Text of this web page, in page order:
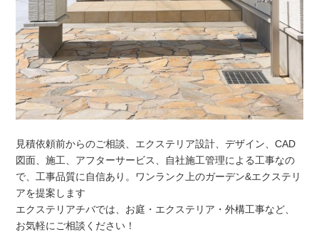
見積依頼前からのご相談、エクステリア設計、デザイン、CAD
図面、施工、アフターサービス、自社施工管理による工事なの
で、工事品質に自信あり。ワンランク上のガーデン&エクステリ
アを提案します
エクステリアチバでは、お庭・エクステリア・外構工事など、
お気軽にご相談ください！